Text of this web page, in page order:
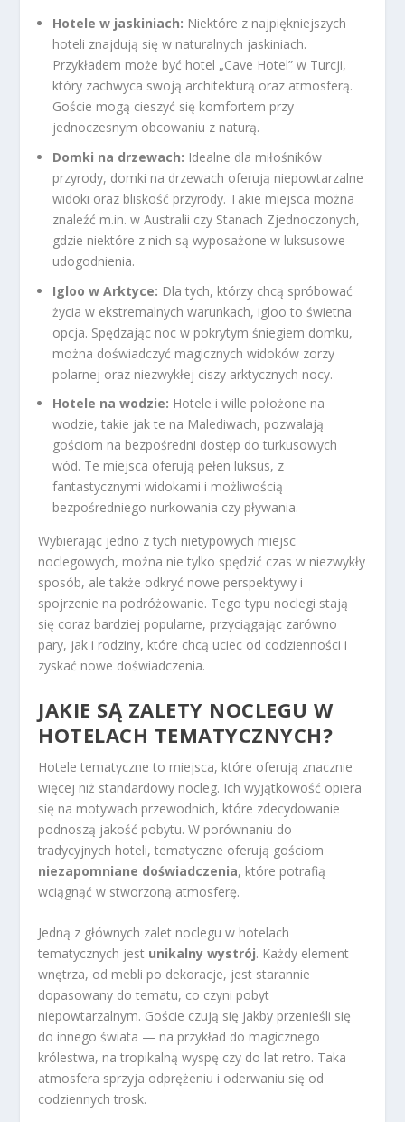
Hotele w jaskiniach: Niektóre z najpiękniejszych
hoteli znajdują się w naturalnych jaskiniach.
Przykładem może być hotel „Cave Hotel” w Turcji,
który zachwyca swoją architekturą oraz atmosferą.
Goście mogą cieszyć się komfortem przy
jednoczesnym obcowaniu z naturą.
Domki na drzewach: Idealne dla miłośników
przyrody, domki na drzewach oferują niepowtarzalne
widoki oraz bliskość przyrody. Takie miejsca można
znaleźć m.in. w Australii czy Stanach Zjednoczonych,
gdzie niektóre z nich są wyposażone w luksusowe
udogodnienia.
Igloo w Arktyce: Dla tych, którzy chcą spróbować
życia w ekstremalnych warunkach, igloo to świetna
opcja. Spędzając noc w pokrytym śniegiem domku,
można doświadczyć magicznych widoków zorzy
polarnej oraz niezwykłej ciszy arktycznych nocy.
Hotele na wodzie: Hotele i wille położone na
wodzie, takie jak te na Malediwach, pozwalają
gościom na bezpośredni dostęp do turkusowych
wód. Te miejsca oferują pełen luksus, z
fantastycznymi widokami i możliwością
bezpośredniego nurkowania czy pływania.
Wybierając jedno z tych nietypowych miejsc
noclegowych, można nie tylko spędzić czas w niezwykły
sposób, ale także odkryć nowe perspektywy i
spojrzenie na podróżowanie. Tego typu noclegi stają
się coraz bardziej popularne, przyciągając zarówno
pary, jak i rodziny, które chcą uciec od codzienności i
zyskać nowe doświadczenia.
JAKIE SĄ ZALETY NOCLEGU W
HOTELACH TEMATYCZNYCH?
Hotele tematyczne to miejsca, które oferują znacznie
więcej niż standardowy nocleg. Ich wyjątkowość opiera
się na motywach przewodnich, które zdecydowanie
podnoszą jakość pobytu. W porównaniu do
tradycyjnych hoteli, tematyczne oferują gościom
niezapomniane doświadczenia, które potrafią
wciągnąć w stworzoną atmosferę.
Jedną z głównych zalet noclegu w hotelach
tematycznych jest unikalny wystrój. Każdy element
wnętrza, od mebli po dekoracje, jest starannie
dopasowany do tematu, co czyni pobyt
niepowtarzalnym. Goście czują się jakby przenieśli się
do innego świata — na przykład do magicznego
królestwa, na tropikalną wyspę czy do lat retro. Taka
atmosfera sprzyja odprężeniu i oderwaniu się od
codziennych trosk.